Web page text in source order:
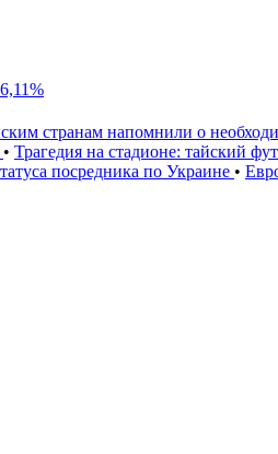
странам напомнили о
• Трагедия на стадионе: тайский
посредника по Украине •